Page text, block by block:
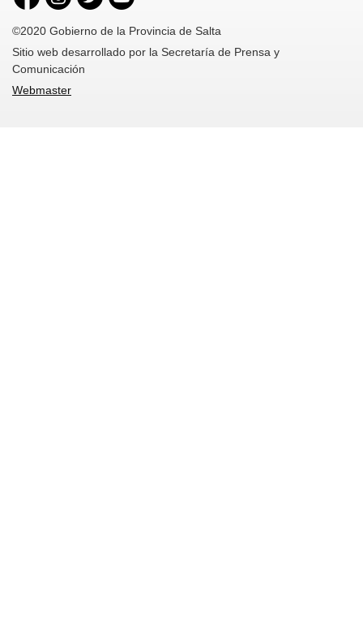
©2020 Gobierno de la Provincia de Salta
Sitio web desarrollado por la Secretaría de Prensa y
Comunicación
Webmaster